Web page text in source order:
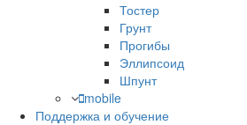
Тостер
Грунт
Прогибы
Эллипсоид
Шпунт
mobile
Поддержка и обучение